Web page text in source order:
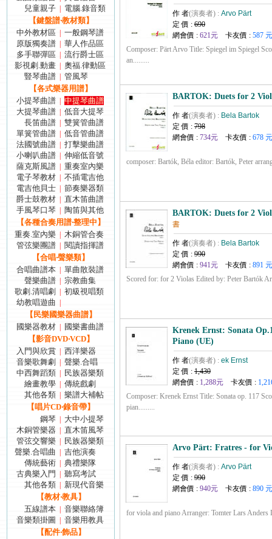
兒童親子
電腦.錄音類
【鍵盤譜‧教材類】
中外教材區
一般鋼琴譜
原版獨奏譜
華人作品區
多手聯彈區
流行爵士區
影視劇.動畫
奧福.律動區
豎琴曲譜
管風琴
【各式樂器用譜】
小提琴曲譜
中提琴曲譜
大提琴曲譜
低音大提琴
長笛曲譜
雙簧管曲譜
單簧管曲譜
低音管曲譜
法國號曲譜
打擊樂曲譜
小喇叭曲譜
伸縮低音號
薩克斯風譜
重奏室內樂
電子琴教材
不插電吉他
電吉他貝士
節奏樂器類
爵士鼓教材
直木笛曲譜
手風琴口琴
陶笛與其他
【各種合奏用譜‧整理中】
重奏.室內樂
木銅管合奏
管弦樂團譜
閱讀指揮譜
【合唱‧聲樂類】
合唱曲譜本
單曲散裝譜
聲樂曲譜
宗教曲集
歌劇.清唱劇
初級視唱類
幼教唱遊曲
【民樂國樂器曲譜】
國樂器教材
國樂書曲譜
【影音DVD‧VCD】
入門與欣賞
西洋樂器
音樂歌舞劇
聲樂.合唱
中西舞蹈類
民族器樂類
繪畫教學
傳統戲劇
其他各類
樂譜大補帖
【唱片CD‧錄音帶】
鋼琴
大中小提琴
木銅管樂器
直木笛風琴
管弦交響樂
民族器樂類
聲樂.合唱曲
吉他演奏
傳統藝術
典禮樂隊
古典樂入門
聽寫考試
其他各類
新現代音樂
【教材‧教具】
五線譜本
音樂聯絡簿
音樂類掛圖
音樂用教具
【配件‧飾品】
作 者(演奏者) : Arvo Pärt
定 價 : 690
網會價 : 621元 卡友價 : 587 元
Composer: Pärt Arvo Title: Spiegel im Spiegel
an.........
BARTOK: Duets for 2
作 者(演奏者) : Bela Bartok
定 價 : 798
網會價 : 734元 卡友價 : 678 元
composer: Bartók, Béla editor: Bartók, Peter
BARTOK: Duets for 2
書
作 者(演奏者) : Bela Bartok
定 價 : 990
網會價 : 941元 卡友價 : 891 元
Scored for: for 2 Violas Edited by: Peter Bartók
Krenek Ernst: Sonata
Piano (UE)
作 者(演奏者) : ek Ernst
定 價 : 1,430
網會價 : 1,288元 卡友價 :
Composer: Krenek Ernst Title: Sonata op. 117
pian.........
Arvo Pärt: Fratres - for
作 者(演奏者) : Arvo Pärt
定 價 : 990
網會價 : 940元 卡友價 : 890 元
for viola and piano Arranger: Tomter Lars